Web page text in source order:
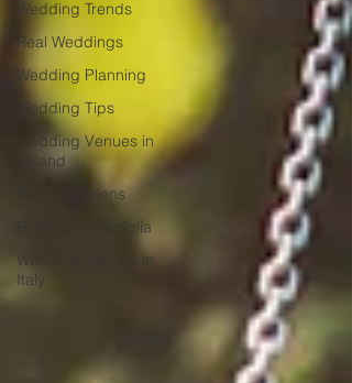
Wedding Trends
Real Weddings
Wedding Planning
Wedding Tips
Wedding Venues in
Ireland
Behind the lens
Fotografia Famiglia
Wedding Venues in
Italy